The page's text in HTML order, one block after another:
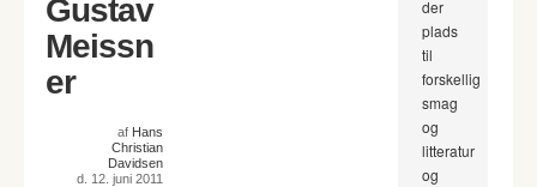
Gustav
Meissn
er
af Hans
Christian
Davidsen
d. 12. juni 2011
der
plads
til
forskellig
smag
og
litteratur
og